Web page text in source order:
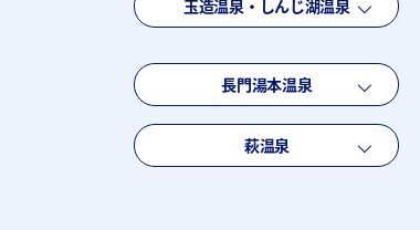
玉造温泉・しんじ湖温泉
長門湯本温泉
萩温泉